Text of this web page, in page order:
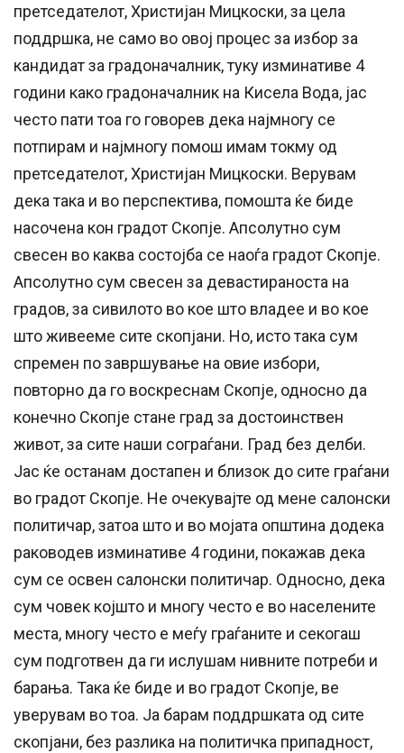
претседателот, Христијан Мицкоски, за цела
поддршка, не само во овој процес за избор за
кандидат за градоначалник, туку изминативе 4
години како градоначалник на Кисела Вода, јас
често пати тоа го говорев дека најмногу се
потпирам и најмногу помош имам токму од
претседателот, Христијан Мицкоски. Верувам
дека така и во перспектива, помошта ќе биде
насочена кон градот Скопје. Апсолутно сум
свесен во каква состојба се наоѓа градот Скопје.
Апсолутно сум свесен за девастираноста на
градов, за сивилото во кое што владее и во кое
што живееме сите скопјани. Но, исто така сум
спремен по завршување на овие избори,
повторно да го воскреснам Скопје, односно да
конечно Скопје стане град за достоинствен
живот, за сите наши сограѓани. Град без делби.
Јас ќе останам достапен и близок до сите граѓани
во градот Скопје. Не очекувајте од мене салонски
политичар, затоа што и во мојата општина додека
раководев изминативе 4 години, покажав дека
сум се освен салонски политичар. Односно, дека
сум човек којшто и многу често е во населените
места, многу често е меѓу граѓаните и секогаш
сум подготвен да ги ислушам нивните потреби и
барања. Така ќе биде и во градот Скопје, ве
уверувам во тоа. Ја барам поддршката од сите
скопјани, без разлика на политичка припадност,